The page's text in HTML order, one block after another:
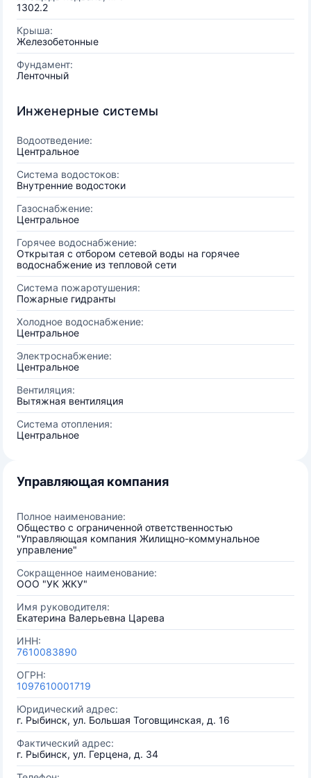
1302.2
Крыша:
Железобетонные
Фундамент:
Ленточный
Инженерные системы
Водоотведение:
Центральное
Система водостоков:
Внутренние водостоки
Газоснабжение:
Центральное
Горячее водоснабжение:
Открытая с отбором сетевой воды на горячее
водоснабжение из тепловой сети
Система пожаротушения:
Пожарные гидранты
Холодное водоснабжение:
Центральное
Электроснабжение:
Центральное
Вентиляция:
Вытяжная вентиляция
Система отопления:
Центральное
Управляющая компания
Полное наименование:
Общество с ограниченной ответственностью
"Управляющая компания Жилищно-коммунальное
управление"
Сокращенное наименование:
ООО "УК ЖКУ"
Имя руководителя:
Екатерина Валерьевна Царева
ИНН:
7610083890
ОГРН:
1097610001719
Юридический адрес:
г. Рыбинск, ул. Большая Тоговщинская, д. 16
Фактический адрес:
г. Рыбинск, ул. Герцена, д. 34